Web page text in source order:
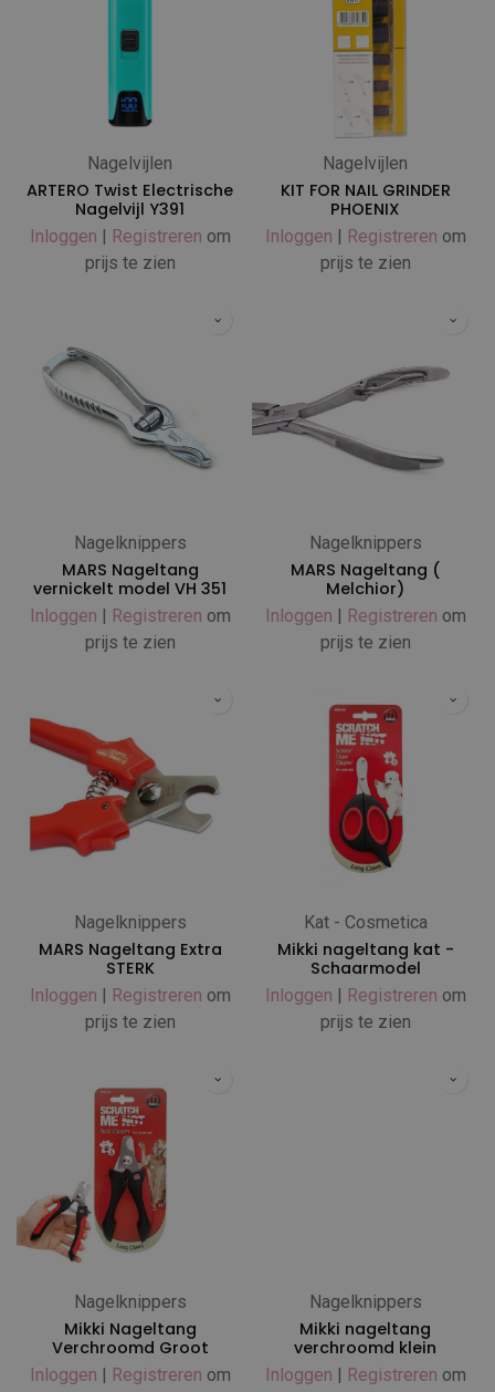
Nagelvijlen
ARTERO Twist Electrische
Nagelvijl Y391
Inloggen | Registreren om
prijs te zien
Nagelvijlen
KIT FOR NAIL GRINDER
PHOENIX
Inloggen | Registreren om
prijs te zien
Nagelknippers
MARS Nageltang
vernickelt model VH 351
Inloggen | Registreren om
prijs te zien
Nagelknippers
MARS Nageltang (
Melchior)
Inloggen | Registreren om
prijs te zien
Nagelknippers
MARS Nageltang Extra
STERK
Inloggen | Registreren om
prijs te zien
Kat - Cosmetica
Mikki nageltang kat -
Schaarmodel
Inloggen | Registreren om
prijs te zien
Nagelknippers
Mikki Nageltang
Verchroomd Groot
Inloggen | Registreren om
Nagelknippers
Mikki nageltang
verchroomd klein
Inloggen | Registreren om